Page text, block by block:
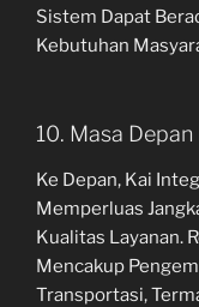
Sistem Dapat
Kebutuhan
10. Masa
Ke Depan, Kai
Memperluas
Kualitas Layanan.
Mencakup
Transportasi,